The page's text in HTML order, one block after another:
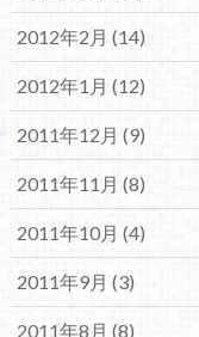
2012年2月 (14)
2012年1月 (12)
2011年12月 (9)
2011年11月 (8)
2011年10月 (4)
2011年9月 (3)
2011年8月 (8)